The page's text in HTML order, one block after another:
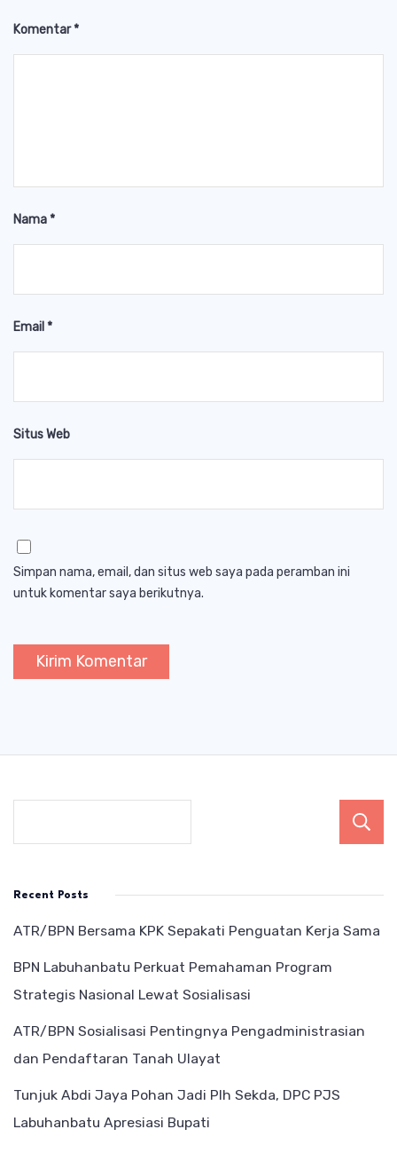
Komentar*
Nama*
Email *
Situs Web
Simpan nama, email, dan situs web saya pada peramban ini
untuk komentar saya berikutnya.
Recent Posts
ATR/BPN Bersama KPK Sepakati Penguatan Kerja Sama
BPN Labuhanbatu Perkuat Pemahaman Program
Strategis Nasional Lewat Sosialisasi
ATR/BPN Sosialisasi Pentingnya Pengadministrasian
dan Pendaftaran Tanah Ulayat
Tunjuk Abdi Jaya Pohan Jadi Plh Sekda, DPC PJS
Labuhanbatu Apresiasi Bupati